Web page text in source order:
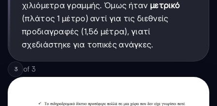
χιλιόμετρα γραμμής. Όμως ήτανμετρικό
(πλάτος 1 μέτρο) αντί για τις διεθνείς
προδιαγραφές (1,56 μέτρα), γιατί
σχεδιάστηκε για τοπικές ανάγκες.
3 of 3